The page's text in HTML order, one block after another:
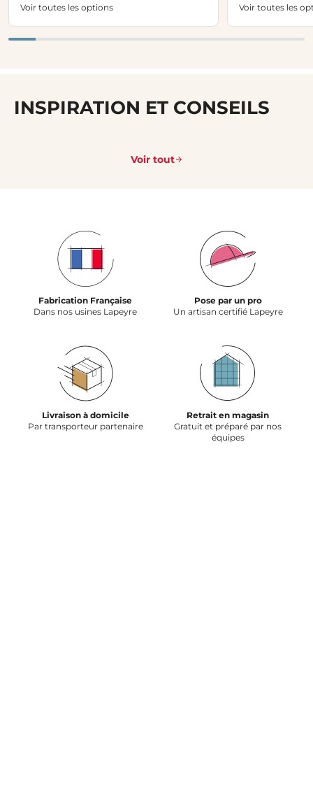
Voir toutes les options Voir toutes les
INSPIRATION ET CONSEILS
Voir tout
Fabrication Française
Dans nos usines Lapeyre
Pose par un pro
Un artisan certifié Lapeyre
Livraison à domicile
Par transporteur partenaire
Retrait en magasin
Gratuit et préparé par nos
équipes